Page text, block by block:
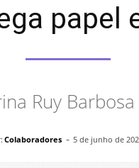
Ruy
Colaboradores - 5 de junho de